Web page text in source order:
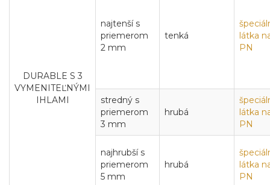
DURABLE S 3
VYMENITEĽNÝMI
IHLAMI
najtenší s
priemerom
2 mm
tenká
látka
PN
stredný s
priemerom
3 mm
hrubá
látka
PN
najhrubší s
priemerom
5 mm
hrubá
látka
PN